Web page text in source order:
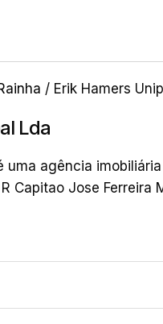
/ Erik Hamers
Lda
uma agência
Capitao Jose Ferreira